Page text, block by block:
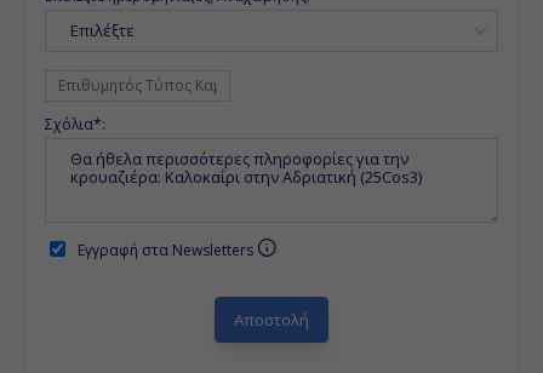
Επιλέξτε
Σχόλια*:
Εγγραφή στα Newsletters